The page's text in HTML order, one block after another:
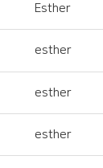
Esther
esther
esther
esther